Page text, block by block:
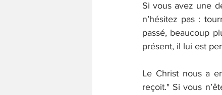
Si vous avez une
n’hésitez pas :
passé, beaucoup
présent, il lui est
Le Christ nous a
reçoit." Si vous